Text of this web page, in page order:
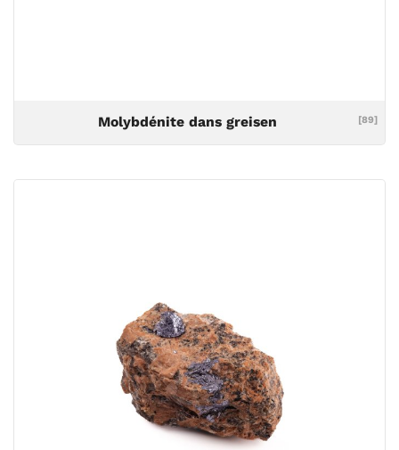
[89]
Molybdénite dans greisen